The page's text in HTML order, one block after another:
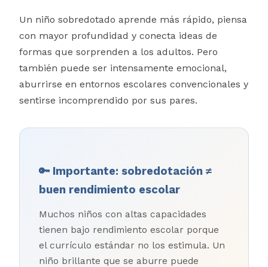
Un niño sobredotado aprende más rápido, piensa
con mayor profundidad y conecta ideas de
formas que sorprenden a los adultos. Pero
también puede ser intensamente emocional,
aburrirse en entornos escolares convencionales y
sentirse incomprendido por sus pares.
🔑 Importante: sobredotación ≠
buen rendimiento escolar
Muchos niños con altas capacidades
tienen bajo rendimiento escolar porque
el currículo estándar no los estimula. Un
niño brillante que se aburre puede